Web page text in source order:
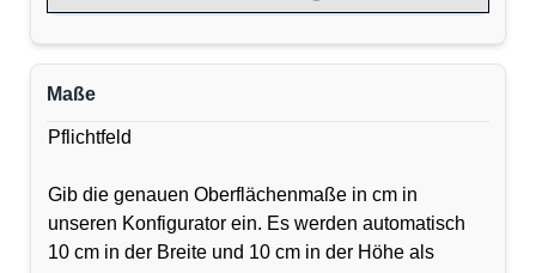
Maße
Pflichtfeld
Gib die genauen Oberflächenmaße in cm in
unseren Konfigurator ein. Es werden automatisch
10 cm in der Breite und 10 cm in der Höhe als